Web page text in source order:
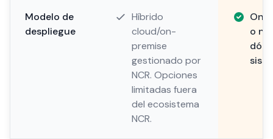
Modelo de
despliegue
Híbrido
cloud/on-
premise
gestionado por
NCR. Opciones
limitadas fuera
del ecosistema
NCR.
On-
o